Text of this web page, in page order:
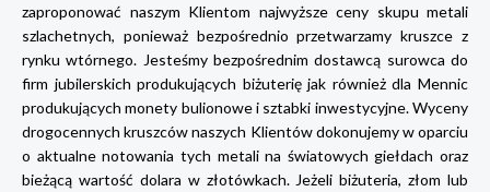
zaproponować naszym Klientom najwyższe ceny skupu metali
szlachetnych, ponieważ bezpośrednio przetwarzamy kruszce z
rynku wtórnego. Jesteśmy bezpośrednim dostawcą surowca do
firm jubilerskich produkujących biżuterię jak również dla Mennic
produkujących monety bulionowe i sztabki inwestycyjne. Wyceny
drogocennych kruszców naszych Klientów dokonujemy w oparciu
o aktualne notowania tych metali na światowych giełdach oraz
bieżącą wartość dolara w złotówkach. Jeżeli biżuteria, złom lub